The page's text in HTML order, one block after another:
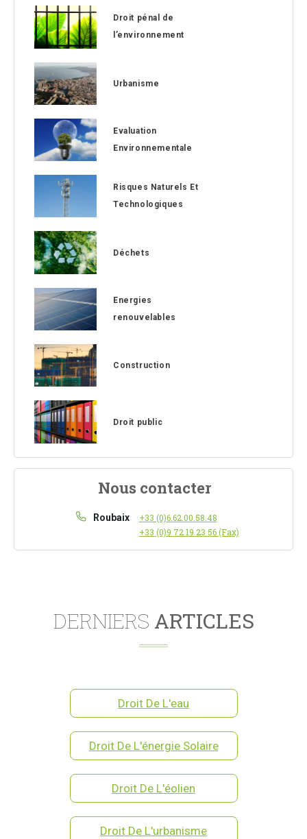
Droit pénal de
l’environnement
Urbanisme
Evaluation
Environnementale
Risques Naturels Et
Technologiques
Déchets
Energies
renouvelables
Construction
Droit public
Nous contacter
Roubaix
+33 (0)6.62.00.58.48
+33 (0)9 72 19 23 56 (Fax)
DERNIERS ARTICLES
Droit De L'eau
Droit De L'énergie Solaire
Droit De L'éolien
Droit De L'urbanisme